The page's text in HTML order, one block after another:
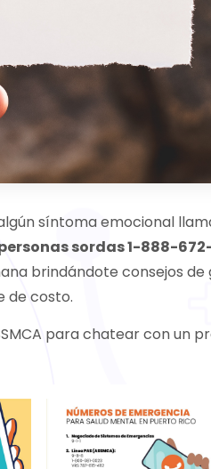
síntoma emocional
sordas 1-888-
brindándote consejos de
de costo.
para chatear con un